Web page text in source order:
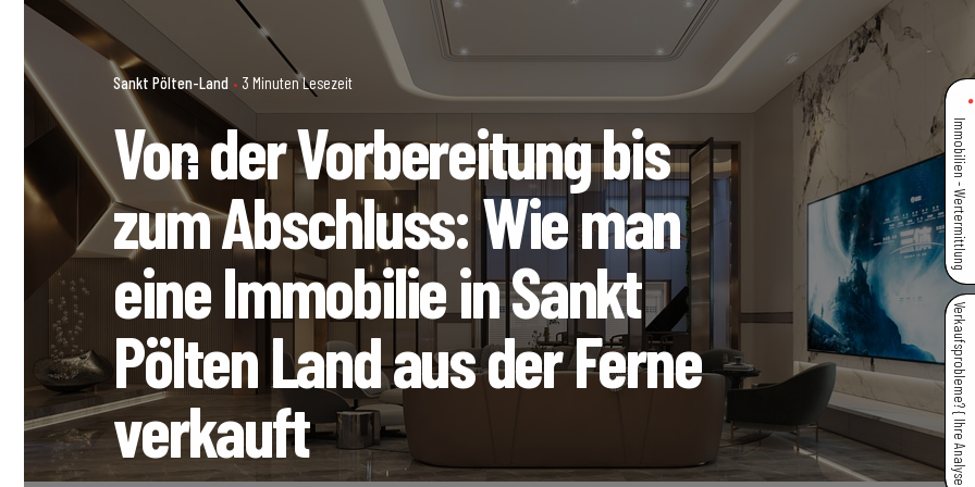
Sankt Pölten-Land 3 Minuten Lesezeit
Von der Vorbereitung bis
zum Abschluss: Wie man
eine Immobilie in Sankt
Pölten Land aus der Ferne
verkauft
Immobilien - Wertermittlung
Verkaufsprobleme? { Ihre Analyse }